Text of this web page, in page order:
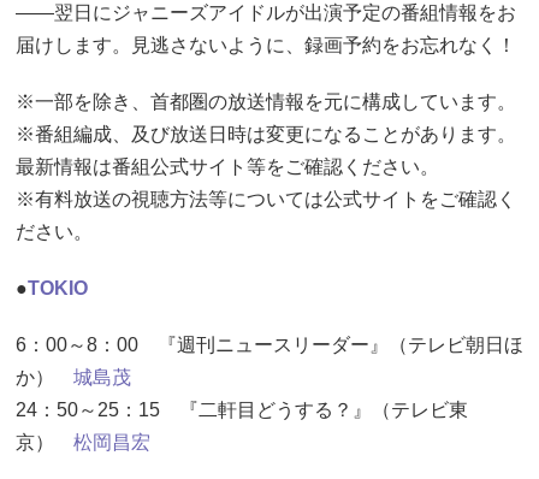
――翌日にジャニーズアイドルが出演予定の番組情報をお
届けします。見逃さないように、録画予約をお忘れなく！
※一部を除き、首都圏の放送情報を元に構成しています。
※番組編成、及び放送日時は変更になることがあります。
最新情報は番組公式サイト等をご確認ください。
※有料放送の視聴方法等については公式サイトをご確認く
ださい。
●TOKIO
6：00～8：00 『週刊ニュースリーダー』（テレビ朝日ほ
か） 城島茂
24：50～25：15 『二軒目どうする？』（テレビ東
京） 松岡昌宏